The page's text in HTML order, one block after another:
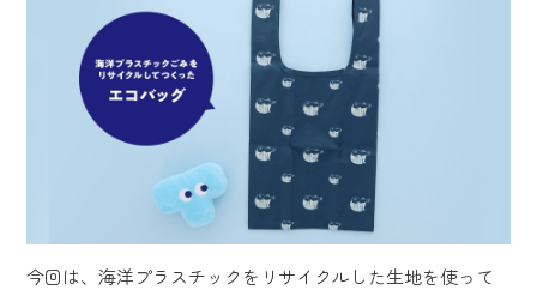
今回は、海洋プラスチックをリサイクルした生地を使って